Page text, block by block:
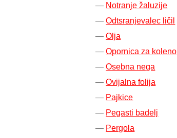
Notranje žaluzije
Odtsranjevalec ličil
Olja
Opornica za koleno
Osebna nega
Ovijalna folija
Pajkice
Pegasti badelj
Pergola